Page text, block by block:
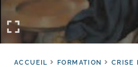
ACCUEIL FORMATION CRISE